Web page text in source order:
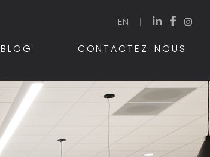
BLOG CONTACTEZ-NOUS
EN